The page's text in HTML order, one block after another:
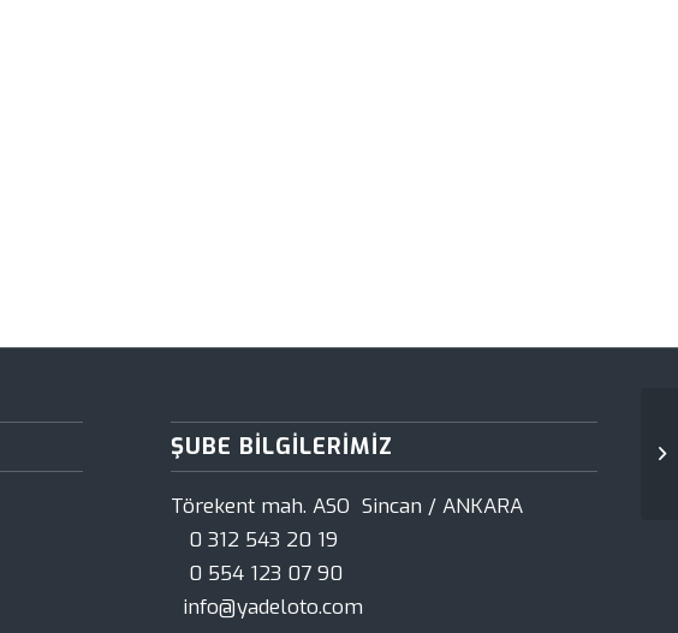
ŞUBE BILGILERIMIZ
Törekent mah. ASO Sincan / ANKARA
0 312 543 20 19
0 554 123 07 90
info@yadeloto.com